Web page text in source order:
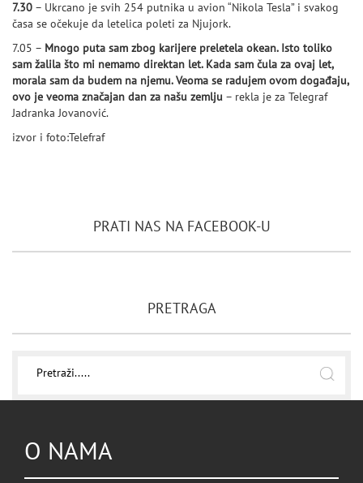
7.30 – Ukrcano je svih 254 putnika u avion “Nikola Tesla” i svakog
časa se očekuje da letelica poleti za Njujork.
7.05 – Mnogo puta sam zbog karijere preletela okean. Isto toliko
sam žalila što mi nemamo direktan let. Kada sam čula za ovaj let,
morala sam da budem na njemu. Veoma se radujem ovom događaju,
ovo je veoma značajan dan za našu zemlju – rekla je za Telegraf
Jadranka Jovanović.
izvor i foto:Telefraf
PRATI NAS NA FACEBOOK-U
PRETRAGA
O NAMA